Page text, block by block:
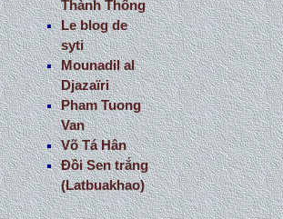
Thành Thống
Le blog de
syti
Mounadil al
Djazaïri
Pham Tuong
Van
Võ Tá Hân
Đồi Sen trắng
(Latbuakhao)